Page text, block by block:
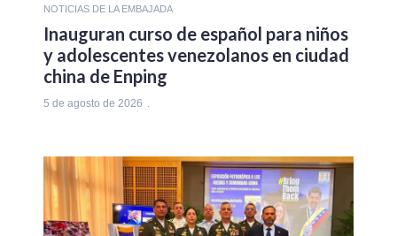
NOTICIAS DE LA EMBAJADA
Inauguran curso de español para niños
y adolescentes venezolanos en ciudad
china de Enping
5 de agosto de 2026